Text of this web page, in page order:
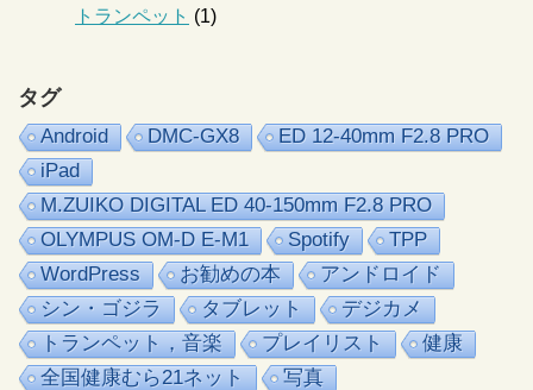
トランペット (1)
タグ
Android DMC-GX8
ED 12-40mm F2.8 PRO
iPad
M.ZUIKO DIGITAL ED 40-150mm F2.8 PRO
OLYMPUS OM-D E-M1
Spotify
TPP
WordPress
お勧めの本
アンドロイド
シン・ゴジラ
タブレット
デジカメ
トランペット，音楽
プレイリスト
健康
全国健康むら21ネット
写真